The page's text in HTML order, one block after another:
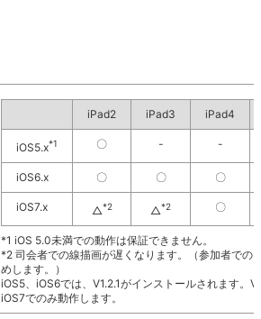
iPad2 iPad3 iPad4
iOS5.x*1 〇 - -
iOS6.x 〇 〇 〇
iOS7.x △*2 △*2 〇
*1 iOS 5.0未満での動作は保証できません。
*2 司会者での線描画が遅くなります。（参加者での
めします。）
iOS5、iOS6では、V1.2.1がインストールされます。
iOS7でのみ動作します。